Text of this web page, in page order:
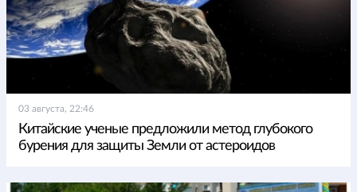
03 августа, 22:46
Китайские ученые предложили метод глубокого
бурения для защиты Земли от астероидов